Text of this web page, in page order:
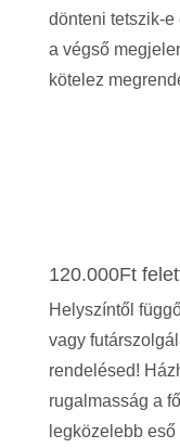
dönteni tetszik-
a végső
kötelez
120.000Ft
Helyszíntől
vagy
rendelésed!
rugalmasság a
legközelebb